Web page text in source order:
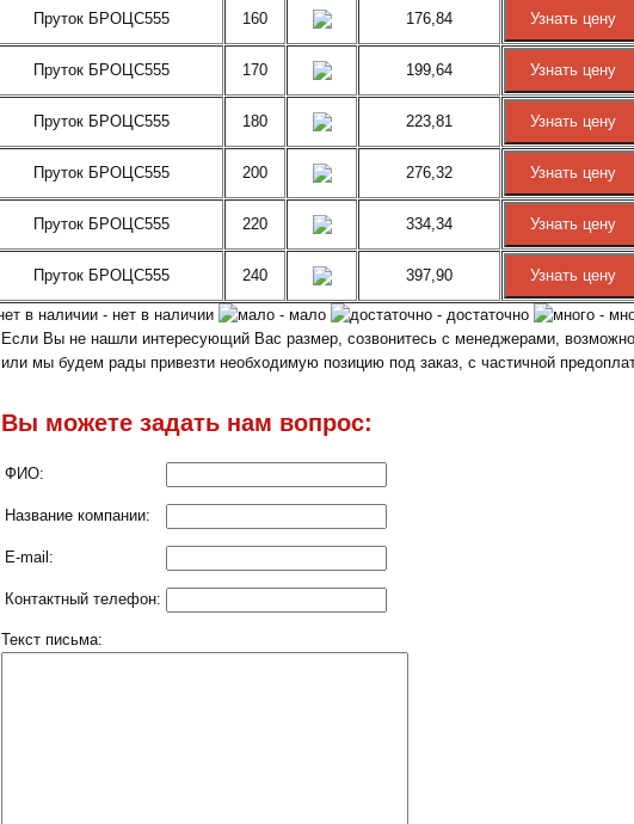
Пруток БРОЦС555 160 176,84
Пруток БРОЦС555 170 199,64
Пруток БРОЦС555 180 223,81
Пруток БРОЦС555 200 276,32
Пруток БРОЦС555 220 334,34
Пруток БРОЦС555 240 397,90
- нет в наличии - мало - достаточно
-
Если Вы не нашли интересующий Вас размер, созвонитесь с менеджерами,
или мы будем рады привезти необходимую позицию под заказ, с частичной
Вы можете задать нам вопрос:
ФИО:
Название компании:
E-mail:
Контактный телефон:
Текст письма: